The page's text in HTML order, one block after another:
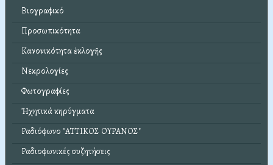
Βιογραφικό
Προσωπικότητα
Κανονικότητα ἐκλογῆς
Νεκρολογίες
Φωτογραφίες
Ἠχητικά κηρύγματα
Ραδιόφωνο "ΑΤΤΙΚΟΣ ΟΥΡΑΝΟΣ"
Ραδιοφωνικές συζητήσεις